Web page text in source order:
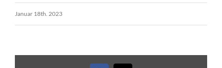
Januar 18th. 2023